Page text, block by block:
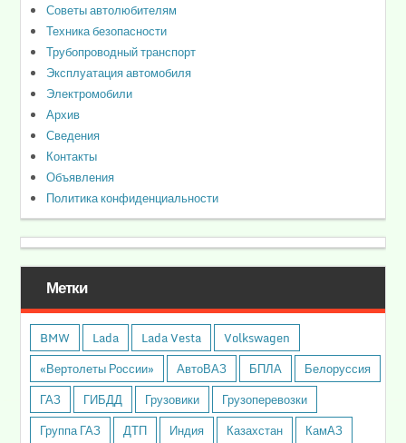
Советы автолюбителям
Техника безопасности
Трубопроводный транспорт
Эксплуатация автомобиля
Электромобили
Архив
Сведения
Контакты
Объявления
Политика конфиденциальности
Метки
BMW Lada Lada Vesta
Volkswagen
«Вертолеты России»
АвтоВАЗ БПЛА
Белоруссия
ГАЗ
ГИБДД Грузовики
Грузоперевозки
Группа ГАЗ
ДТП Индия Казахстан
КамАЗ